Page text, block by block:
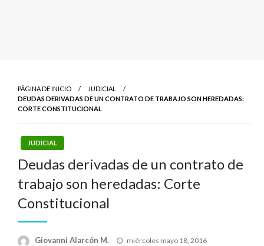
PÁGINA DE INICIO
JUDICIAL
DEUDAS DERIVADAS DE UN CONTRATO DE TRABAJO SON HEREDADAS:
CORTE CONSTITUCIONAL
JUDICIAL
Deudas derivadas de un contrato de
trabajo son heredadas: Corte
Constitucional
Giovanni Alarcón M.
Publicado
miércoles mayo 18, 2016